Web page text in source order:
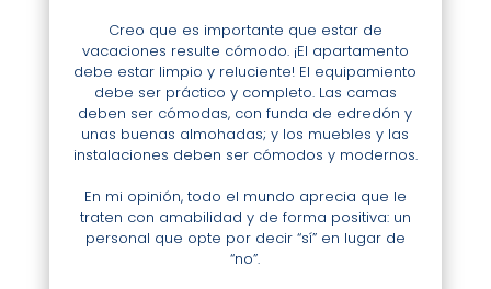
Creo que es importante que estar de
vacaciones resulte cómodo. ¡El apartamento
debe estar limpio y reluciente! El equipamiento
debe ser práctico y completo. Las camas
deben ser cómodas, con funda de edredón y
unas buenas almohadas; y los muebles y las
instalaciones deben ser cómodos y modernos.
En mi opinión, todo el mundo aprecia que le
traten con amabilidad y de forma positiva: un
personal que opte por decir “sí” en lugar de
“no”.